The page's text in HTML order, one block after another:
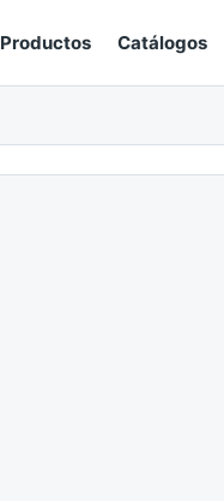
Productos Catálogos